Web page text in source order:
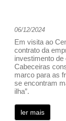
06/12/2024
Em visita ao
contrato da
investimento
Cabeceiras
marco para as
se encontram
ilha”.
ler mais